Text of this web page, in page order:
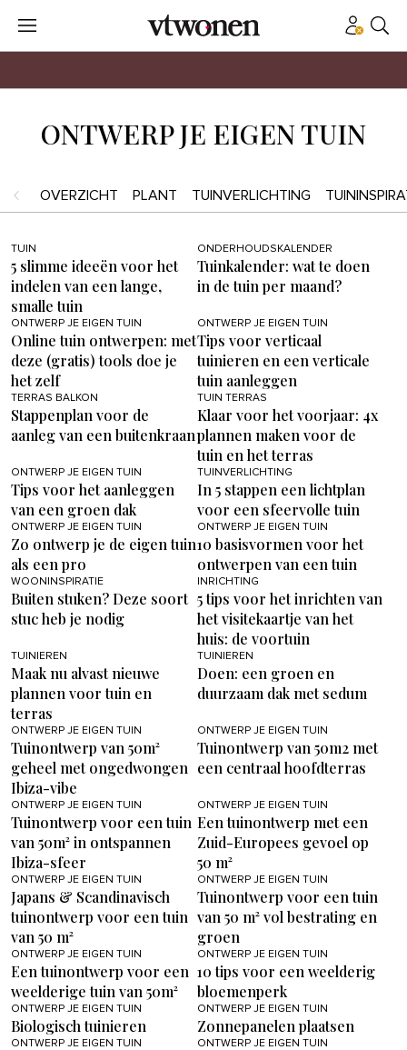
ONTWERP JE EIGEN TUIN
OVERZICHT PLANT TUINVERLICHTING
TUIN
5 slimme ideeën voor het
indelen van een lange,
smalle tuin
ONDERHOUDSKALENDER
Tuinkalender: wat te doen
in de tuin per maand?
ONTWERP JE EIGEN TUIN
Online tuin ontwerpen: met
deze (gratis) tools doe je
het zelf
ONTWERP JE EIGEN TUIN
Tips voor verticaal
tuinieren en een verticale
tuin aanleggen
TERRAS BALKON
Stappenplan voor de
aanleg van een buitenkraan
TUIN TERRAS
Klaar voor het voorjaar: 4x
plannen maken voor de
tuin en het terras
ONTWERP JE EIGEN TUIN
Tips voor het aanleggen
van een groen dak
TUINVERLICHTING
In 5 stappen een lichtplan
voor een sfeervolle tuin
ONTWERP JE EIGEN TUIN
Zo ontwerp je de eigen tuin
als een pro
ONTWERP JE EIGEN TUIN
10 basisvormen voor het
ontwerpen van een tuin
WOONINSPIRATIE
Buiten stuken? Deze soort
stuc heb je nodig
INRICHTING
5 tips voor het inrichten van
het visitekaartje van het
huis: de voortuin
TUINIEREN
Maak nu alvast nieuwe
plannen voor tuin en
terras
TUINIEREN
Doen: een groen en
duurzaam dak met sedum
ONTWERP JE EIGEN TUIN
Tuinontwerp van 50m²
geheel met ongedwongen
Ibiza-vibe
ONTWERP JE EIGEN TUIN
Tuinontwerp van 50m2 met
een centraal hoofdterras
ONTWERP JE EIGEN TUIN
Tuinontwerp voor een tuin
van 50m² in ontspannen
Ibiza-sfeer
ONTWERP JE EIGEN TUIN
Een tuinontwerp met een
Zuid-Europees gevoel op
50 m²
ONTWERP JE EIGEN TUIN
Japans & Scandinavisch
tuinontwerp voor een tuin
van 50 m²
ONTWERP JE EIGEN TUIN
Tuinontwerp voor een tuin
van 50 m² vol bestrating en
groen
ONTWERP JE EIGEN TUIN
Een tuinontwerp voor een
weelderige tuin van 50m²
ONTWERP JE EIGEN TUIN
10 tips voor een weelderig
bloemenperk
ONTWERP JE EIGEN TUIN
Biologisch tuinieren
ONTWERP JE EIGEN TUIN
Zonnepanelen plaatsen
ONTWERP JE EIGEN TUIN ONTWERP JE EIGEN TUIN